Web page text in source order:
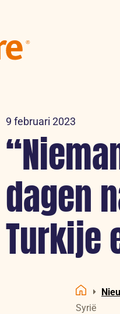
9 februari 2023
dagen
Turkije
Home
Syrië